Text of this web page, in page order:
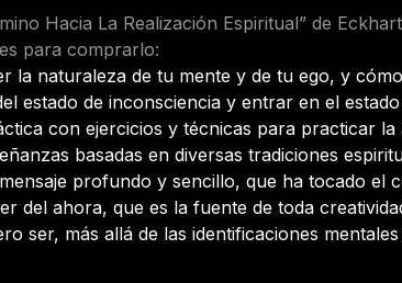
Hacia La Realización Espiritual” de
para comprarlo:
la naturaleza de tu mente y de tu ego, y
estado de inconsciencia y entrar en el
con ejercicios y técnicas para practicar
basadas en diversas tradiciones
profundo y sencillo, que ha tocado el
del ahora, que es la fuente de toda
ser, más allá de las identificaciones